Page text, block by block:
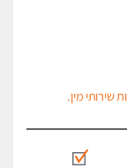
מין.